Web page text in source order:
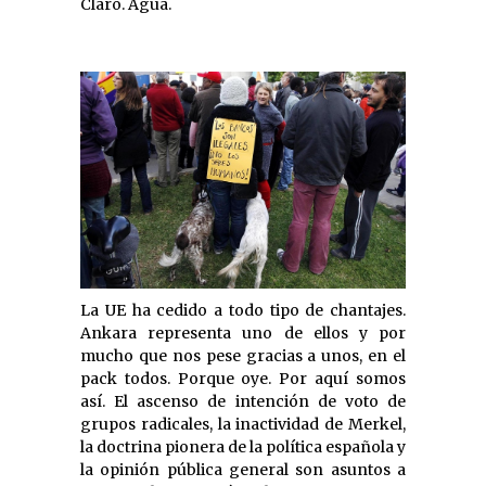
Claro. Agua.
La UE ha cedido a todo tipo de chantajes.
Ankara representa uno de ellos y por
mucho que nos pese gracias a unos, en el
pack todos. Porque oye. Por aquí somos
así. El ascenso de intención de voto de
grupos radicales, la inactividad de Merkel,
la doctrina pionera de la política española y
la opinión pública general son asuntos a